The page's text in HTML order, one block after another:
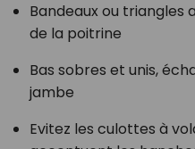
Bandeaux ou triangles
de la poitrine
Bas sobres et unis,
jambe
Evitez les culottes à